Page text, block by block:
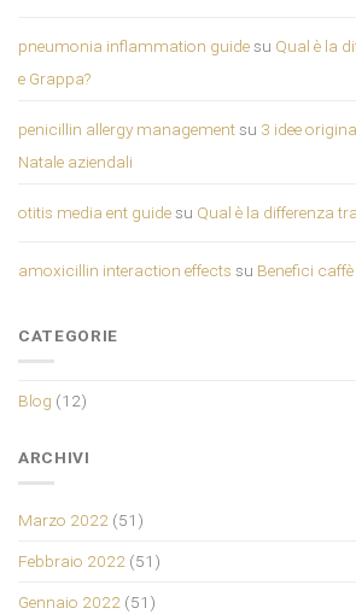
pneumonia inflammation guidesu Qual è la
e Grappa?
penicillin allergy managementsu 3 idee
Natale aziendali
otitis media ent guidesu Qual è la differenza
amoxicillin interaction effects su Benefici
CATEGORIE
Blog (12)
ARCHIVI
Marzo 2022 (51)
Febbraio 2022 (51)
Gennaio 2022 (51)